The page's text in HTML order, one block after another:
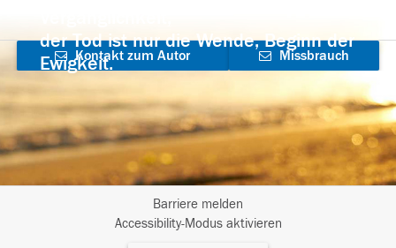
der Tod ist nur die Wende, Beginn der
Ewigkeit.
Kontakt zum Autor
aufnehmen
Missbrauch
Barriere melden
Accessibility-Modus aktivieren